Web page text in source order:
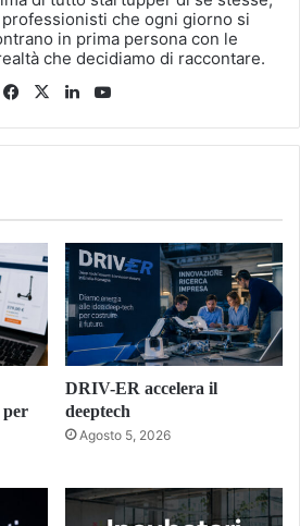
che ogni giorno si
in prima persona con le
che decidiamo di raccontare.
Facebook
X LinkedIn
per
DRIV-ER accelera il
deeptech
Agosto 5, 2026